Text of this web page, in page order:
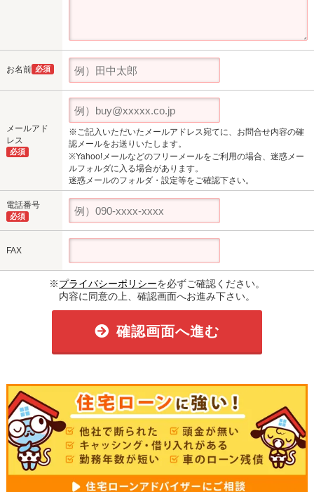
お名前 必須
メールアド
レス
必須
※ご記入いただいたメールアドレス宛てに、お問合せ内容の確
認メールをお送りいたします。
※Yahoo!メールなどのフリーメールをご利用の場合、迷惑メー
ルフォルダに入る場合があります。
迷惑メールのフォルダ・設定等をご確認下さい。
電話番号
必須
FAX
※プライバシーポリシーを必ずご確認ください。
内容に同意の上、確認画面へお進み下さい。
確認画面へ進む